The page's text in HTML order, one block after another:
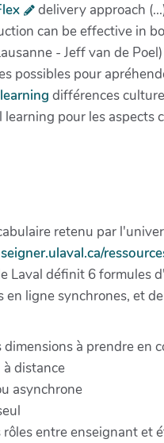
delivery approach
can be effective in
- Jeff van de Poel)
possibles pour
différences
learning pour les aspects
retenu par
Laval définit 6 formules
en ligne synchrones, et
dimensions à prendre en
à distance
asynchrone
rôles entre enseignant et